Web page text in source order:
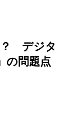
？ デジタ
の問題点